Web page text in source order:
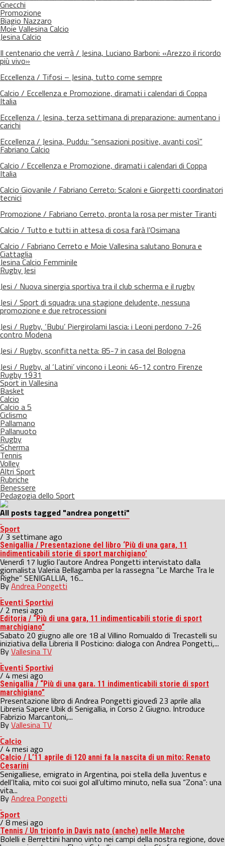
Gnecchi
Promozione
Biagio Nazzaro
Moie Vallesina Calcio
Jesina Calcio
Il centenario che verrà / Jesina, Luciano Barboni: «Arezzo il ricordo
più vivo»
Eccellenza / Tifosi – Jesina, tutto come sempre
Calcio / Eccellenza e Promozione, diramati i calendari di Coppa
Italia
Eccellenza / Jesina, terza settimana di preparazione: aumentano i
carichi
Eccellenza / Jesina, Puddu: “sensazioni positive, avanti così”
Fabriano Calcio
Calcio / Eccellenza e Promozione, diramati i calendari di Coppa
Italia
Calcio Giovanile / Fabriano Cerreto: Scaloni e Giorgetti coordinatori
tecnici
Promozione / Fabriano Cerreto, pronta la rosa per mister Tiranti
Calcio / Tutto e tutti in attesa di cosa farà l’Osimana
Calcio / Fabriano Cerreto e Moie Vallesina salutano Bonura e
Ciattaglia
Jesina Calcio Femminile
Rugby Jesi
Jesi / Nuova sinergia sportiva tra il club scherma e il rugby
Jesi / Sport di squadra: una stagione deludente, nessuna
promozione e due retrocessioni
Jesi / Rugby, ‘Bubu’ Piergirolami lascia: i Leoni perdono 7-26
contro Modena
Jesi / Rugby, sconfitta netta: 85-7 in casa del Bologna
Jesi / Rugby, al ‘Latini’ vincono i Leoni: 46-12 contro Firenze
Rugby 1931
Sport in Vallesina
Basket
Calcio
Calcio a 5
Ciclismo
Pallamano
Pallanuoto
Rugby
Scherma
Tennis
Volley
Altri Sport
Rubriche
Benessere
Pedagogia dello Sport
All posts tagged "andrea pongetti"
Sport
/ 3 settimane ago
Senigallia / Presentazione del libro ‘Più di una gara, 11
indimenticabili storie di sport marchigiano’
Venerdì 17 luglio l’autore Andrea Pongetti intervistato dalla
giornalista Valeria Bellagamba per la rassegna “Le Marche Tra le
Righe” SENIGALLIA, 16...
ByAndrea Pongetti
Eventi Sportivi
/ 2 mesi ago
Editoria / “Più di una gara, 11 indimenticabili storie di sport
marchigiano”
Sabato 20 giugno alle ore 18 al Villino Romualdo di Trecastelli su
iniziativa della Libreria Il Posticino: dialoga con Andrea Pongetti,...
ByVallesina TV
Eventi Sportivi
/ 4 mesi ago
Senigallia / “Più di una gara. 11 indimenticabili storie di sport
marchigiano”
Presentazione libro di Andrea Pongetti giovedì 23 aprile alla
Libreria Sapere Ubik di Senigallia, in Corso 2 Giugno. Introduce
Fabrizio Marcantoni,...
ByVallesina TV
Calcio
/ 4 mesi ago
Calcio / L’11 aprile di 120 anni fa la nascita di un mito: Renato
Cesarini
Senigalliese, emigrato in Argentina, poi stella della Juventus e
dell’Italia, mito coi suoi gol all’ultimo minuto, nella sua “Zona”: una
vita...
ByAndrea Pongetti
Sport
/ 8 mesi ago
Tennis / Un trionfo in Davis nato (anche) nelle Marche
Bolelli e Berrettini hanno vinto nei campi della nostra regione, dove